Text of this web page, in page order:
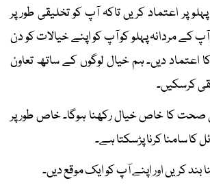
پر اعتماد کریں تاکہ آپ کو تخلیقی طور پر
آپ کے مردانہ پہلو کو آپ کو اپنے خیالات کو دن
اعتماد دیں۔ ہم خیال لوگوں کے ساتھ تعاون
کرسکیں۔
صحت کا خاص خیال رکھنا ہوگا۔ خاص طور پر
سامنا کرنا پڑسکتا ہے۔
بند کریں اور اپنے آپ کو ایک موقع دیں۔